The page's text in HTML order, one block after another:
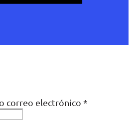
correo electrónico *